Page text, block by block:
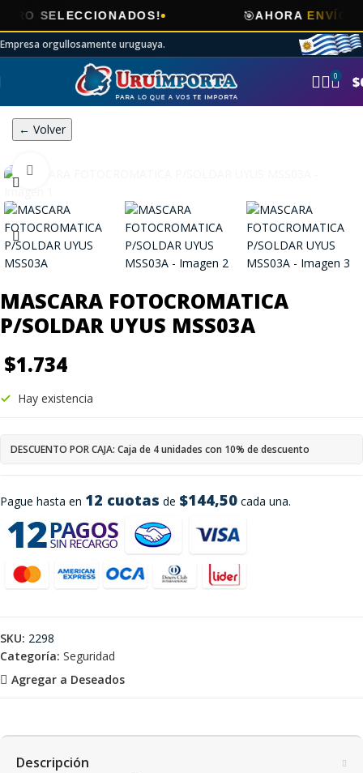
SELECCIONADOS! AHORAENVÍOS
Empresa orgullosamente uruguaya.
0 $
← Volver
MASCARA FOTOCROMATICA
P/SOLDAR UYUS MSS03A
$1.734
Pague hasta en 12 cuotas de $144,50 cada una.
Hay existencia
DESCUENTO POR CAJA: Caja de 4 unidades con 10% de descuento
Agregar a Deseados
SKU: 2298
Categoría: Seguridad
Descripción